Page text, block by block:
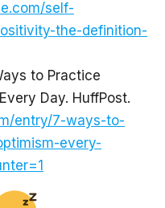
self-
the-definition-
to Practice
Day. HuffPost.
entry/7-ways-to-
every-